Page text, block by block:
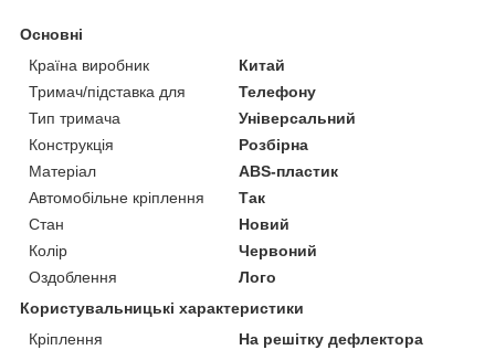
Основні
Країна виробник
Китай
Тримач/підставка для
Телефону
Тип тримача
Універсальний
Конструкція
Розбірна
Матеріал
ABS-пластик
Автомобільне кріплення
Так
Стан
Новий
Колір
Червоний
Оздоблення
Лого
Користувальницькі характеристики
Кріплення
На решітку дефлектора